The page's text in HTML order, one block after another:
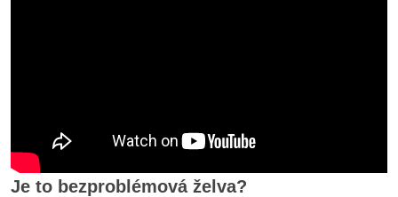
Je to bezproblémová želva?